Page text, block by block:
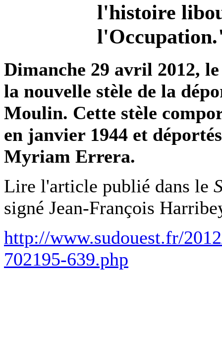
l'histoire
Dimanche 29 avril 2012,
la nouvelle stèle de la
Moulin. Cette stèle
en janvier 1944 et
Myriam Errera.
Lire l'article publié dans le
signé Jean-François
http://www.sudouest.fr/
702195-639.php